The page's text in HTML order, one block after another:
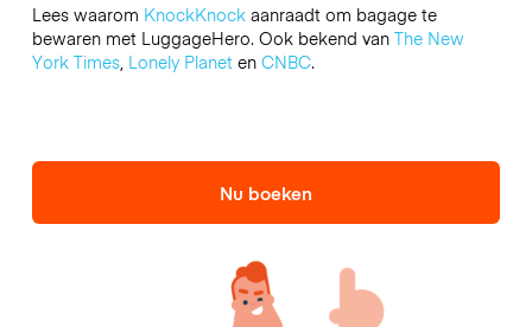
Lees waarom KnockKnockaanraadt om bagage te
bewaren met LuggageHero. Ook bekend van The New
York Times, Lonely Planeten CNBC.
Nu boeken